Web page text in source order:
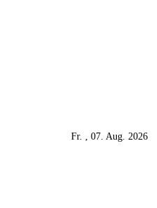
Fr. , 07. Aug. 2026